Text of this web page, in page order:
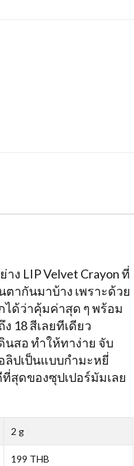
ง LIP Velvet Crayon ที่
ตากันมาบ้าง เพราะด้วย
ด้ว่าคุ้มค่าสุด ๆ พร้อม
18 สีเลยทีเดียว
สอ ทำให้ทาง่าย จับ
ลิปเป็นแบบกำมะหยี่
สุดของซุปเปอร์มัมเลย
2 g
199 THB